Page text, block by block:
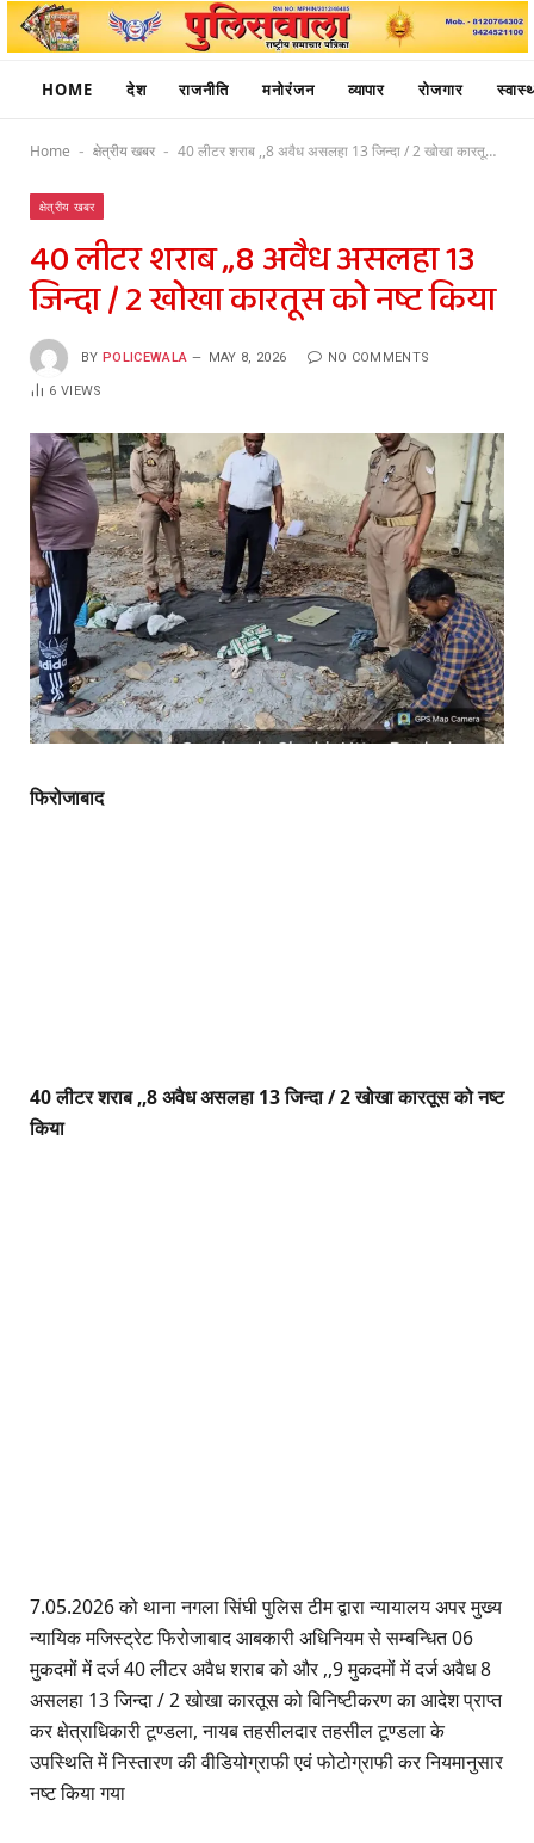
HOME देश राजनीति मनोरंजन व्यापार रोजगार
Home - क्षेत्रीय खबर - 40 लीटर शराब ,,8 अवैध असलहा 13 जिन्दा / 2 खोखा कारतूस को नष्ट किया
क्षेत्रीय खबर
40 लीटर शराब ,,8 अवैध असलहा 13
जिन्दा / 2 खोखा कारतूस को नष्ट किया
BY POLICEWALA MAY 8, 2026 NO COMMENTS
6VIEWS
फिरोजाबाद
40 लीटर शराब ,,8 अवैध असलहा 13 जिन्दा / 2 खोखा कारतूस को नष्ट
किया
7.05.2026 को थाना नगला सिंघी पुलिस टीम द्वारा न्यायालय अपर मुख्य
न्यायिक मजिस्ट्रेट फिरोजाबाद आबकारी अधिनियम से सम्बन्धित 06
मुकदमों में दर्ज 40 लीटर अवैध शराब को और ,,9 मुकदमों में दर्ज अवैध 8
असलहा 13 जिन्दा / 2 खोखा कारतूस को विनिष्टीकरण का आदेश प्राप्त
कर क्षेत्राधिकारी टूण्डला, नायब तहसीलदार तहसील टूण्डला के
उपस्थिति में निस्तारण की वीडियोग्राफी एवं फोटोग्राफी कर नियमानुसार
नष्ट किया गया